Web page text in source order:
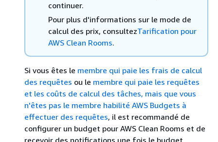
continuer.
Pour plus d'informations sur le mode de
calcul des prix, consultezTarification pour
AWS Clean Rooms.
Si vous êtes le membre qui paie les frais de calcul
des requêtes ou le membre qui paie les requêtes
et les coûts de calcul des tâches, mais que vous
n'êtes pas le membre habilité AWS Budgets à
effectuer des requêtes, il est recommandé de
configurer un budget pour AWS Clean Rooms et de
recevoir des notifications une fois le budget